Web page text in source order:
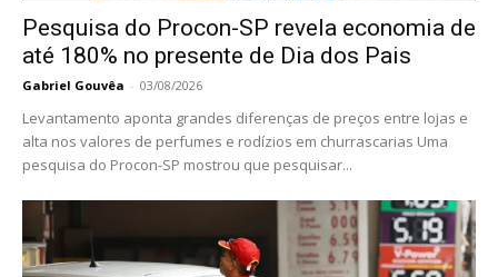
Pesquisa do Procon-SP revela economia de
até 180% no presente de Dia dos Pais
Gabriel Gouvêa - 03/08/2026
Levantamento aponta grandes diferenças de preços entre lojas e
alta nos valores de perfumes e rodízios em churrascarias Uma
pesquisa do Procon-SP mostrou que pesquisar...